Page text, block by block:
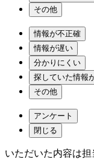
その他
情報が不正確
情報が遅い
分かりにくい
探していた情報
その他
アンケート
閉じる
いただいた内容は